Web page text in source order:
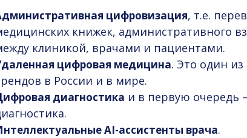
цифровизация, т.е.
книжек, административного
клиникой, врачами и пациентами.
цифровая медицина. Это один
в России и в мире.
диагностика и в первую
AI-ассистенты врача.